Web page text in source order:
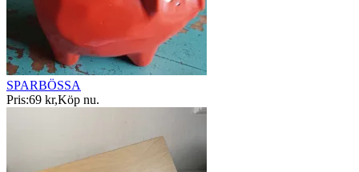
SPARBÖSSA
Pris:69 kr,Köp nu.